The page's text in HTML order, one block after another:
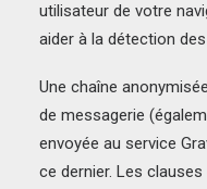
utilisateur de votre
aider à la détection
Une chaîne
de messagerie
envoyée au service
ce dernier. Les